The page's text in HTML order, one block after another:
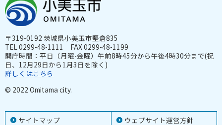
サイトマップ ウェブサイト運営方針
〒319-0192 茨城県小美玉市堅倉835
TEL 0299-48-1111 FAX 0299-48-1199
開庁時間：平日（月曜-金曜）午前8時45分から午後4時30分まで(祝
日、12月29日から1月3日を除く)
詳しくはこちら
© 2022 Omitama city.